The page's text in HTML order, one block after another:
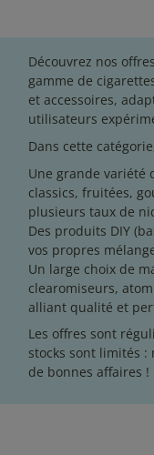
13
Découvrez nos
gamme de
et accessoires,
utilisateurs
Dans cette
Une grande variété
classics, fruitées,
plusieurs taux de
Des produits DIY
vos propres
Un large choix de
clearomiseurs,
alliant qualité et
Les offres sont
stocks sont limités :
de bonnes affaires !